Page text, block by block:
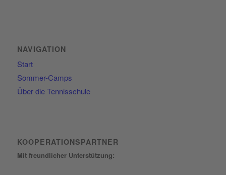
NAVIGATION
Start
Sommer-Camps
Über die Tennisschule
KOOPERATIONSPARTNER
Mit freundlicher Unterstützung: